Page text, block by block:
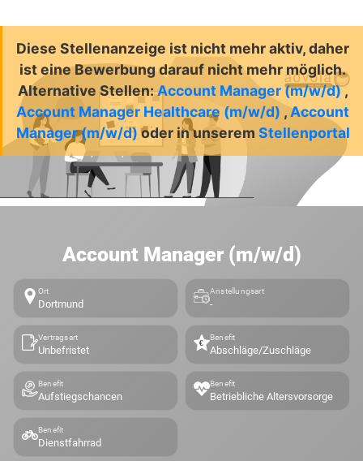
Diese Stellenanzeige ist nicht mehr aktiv, daher
ist eine Bewerbung darauf nicht mehr möglich.
Alternative Stellen:Account Manager (m/w/d),
Account Manager Healthcare (m/w/d) ,Account
Manager (m/w/d) oder in unserem Stellenportal
Account Manager (m/w/d)
Ort
Dortmund
Anstellungsart
-
Vertragsart
Unbefristet
Benefit
Abschläge/Zuschläge
Benefit
Aufstiegschancen
Benefit
Betriebliche Altersvorsorge
Benefit
Dienstfahrrad